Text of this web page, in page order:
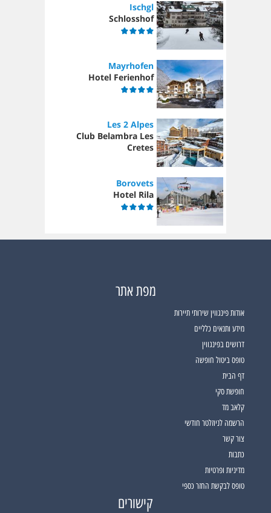
Ischgl
Schlosshof
Mayrhofen
Hotel Ferienhof
Les 2 Alpes
Club Belambra Les
Cretes
Borovets
Hotel Rila
מפת אתר
אודות פינגווין שירותי תיירות
מידע ותנאים כלליים
דרושים בפינגווין
טופס ביטול חופשה
דף הבית
חופשת סקי
קלאב מד
הרשמה לניוזלטר חודשי
צור קשר
כתבות
מדיניות ופרטיות
טופס לבקשת החזר כספי
קישורים